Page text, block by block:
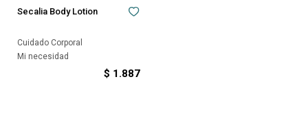
Secalia Body Lotion
Cuidado Corporal
Mi necesidad
$ 1.887